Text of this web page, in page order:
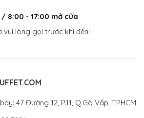
/ 8:00 - 17:00 mở cửa
vui lòng gọi trước khi đến!
47 Đường 12, P.11, Q.Gò Vấp, TPHCM